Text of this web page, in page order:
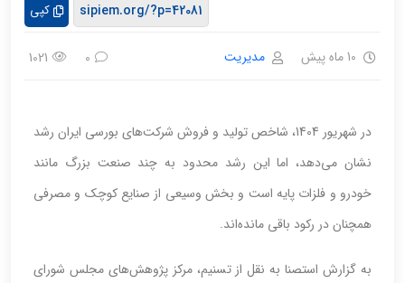
کپی
10 ماه پیش مدیریت 0
1021
در شهریور 1404، شاخص تولید و فروش شرکت‌های بورسی ایران رشد
نشان می‌دهد، اما این رشد محدود به چند صنعت بزرگ مانند
خودرو و فلزات پایه است و بخش وسیعی از صنایع کوچک و مصرفی
همچنان در رکود باقی مانده‌اند.
به گزارش استصنا به نقل از تسنیم، مرکز پژوهش‌های مجلس شورای